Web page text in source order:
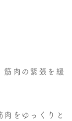
筋肉の緊張を緩
をゆっくりと